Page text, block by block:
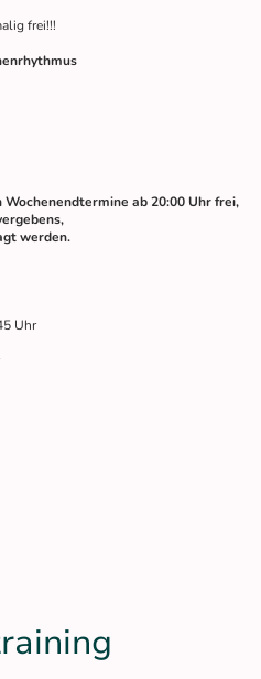
frei!!!
ab 20:00 Uhr frei,
werden.
Uhr